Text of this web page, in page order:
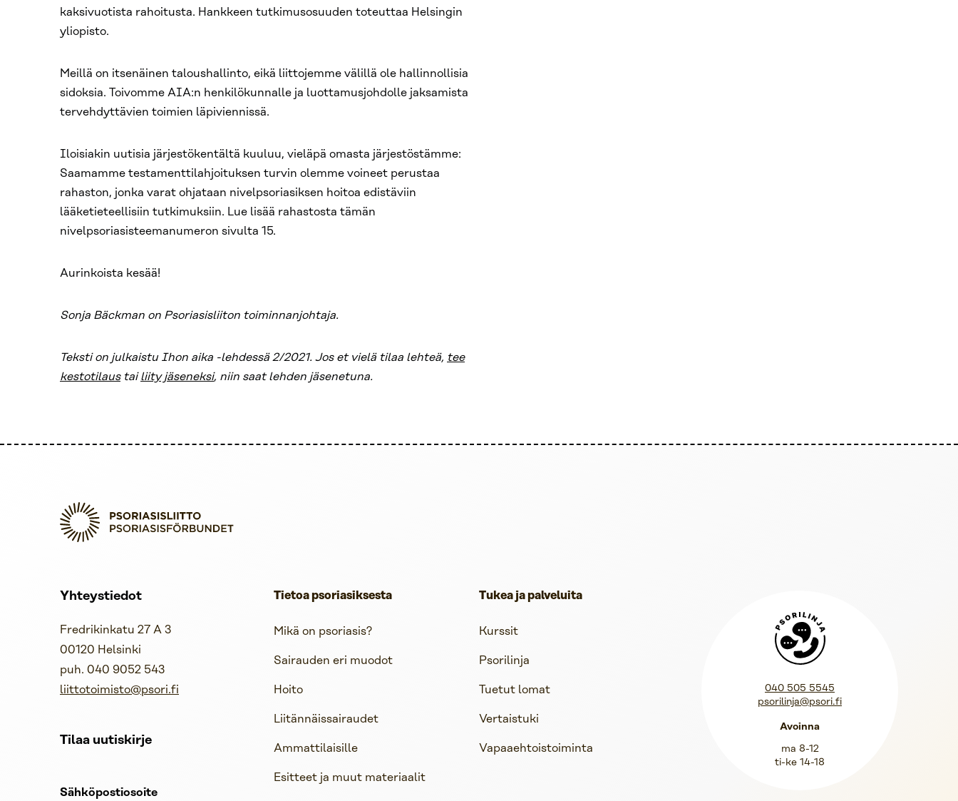
kaksivuotista rahoitusta. Hankkeen tutkimusosuuden toteuttaa Helsingin
yliopisto.
Meillä on itsenäinen taloushallinto, eikä liittojemme välillä ole hallinnollisia
sidoksia. Toivomme AIA:n henkilökunnalle ja luottamusjohdolle jaksamista
tervehdyttävien toimien läpiviennissä.
Iloisiakin uutisia järjestökentältä kuuluu, vieläpä omasta järjestöstämme:
Saamamme testamenttilahjoituksen turvin olemme voineet perustaa
rahaston, jonka varat ohjataan nivelpsoriasiksen hoitoa edistäviin
lääketieteellisiin tutkimuksiin. Lue lisää rahastosta tämän
nivelpsoriasisteemanumeron sivulta 15.
Aurinkoista kesää!
Sonja Bäckman on Psoriasisliiton toiminnanjohtaja.
Teksti on julkaistu Ihon aika -lehdessä 2/2021. Jos et vielä tilaa lehteä, tee
kestotilaustailiity jäseneksi, niin saat lehden jäsenetuna.
Yhteystiedot
Fredrikinkatu 27 A 3
00120 Helsinki
puh. 040 9052 543
liittotoimisto@psori.fi
Tilaa uutiskirje
Sähköpostiosoite
Tietoa psoriasiksesta
Mikä on psoriasis?
Sairauden eri muodot
Hoito
Liitännäissairaudet
Ammattilaisille
Esitteet ja muut materiaalit
Tukea ja palveluita
Kurssit
Psorilinja
Tuetut lomat
Vertaistuki
Vapaaehtoistoiminta
Psorilinja
040 505 5545
psorilinja@psori.fi
Avoinna
ma 8-12
ti-ke 14-18